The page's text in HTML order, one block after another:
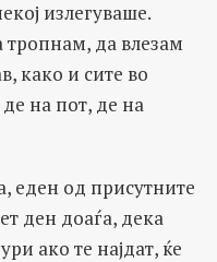
излегуваше.
тропнам, да влезам
како и сите во
на пот, де на
еден од присутните
ден доаѓа, дека
ако те најдат, ќе